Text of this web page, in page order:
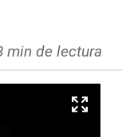
min de lectura